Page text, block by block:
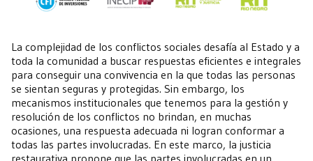
La complejidad de los conflictos sociales desafía al Estado y a
toda la comunidad a buscar respuestas eficientes e integrales
para conseguir una convivencia en la que todas las personas
se sientan seguras y protegidas. Sin embargo, los
mecanismos institucionales que tenemos para la gestión y
resolución de los conflictos no brindan, en muchas
ocasiones, una respuesta adecuada ni logran conformar a
todas las partes involucradas. En este marco, la justicia
restaurativa propone que las partes involucradas en un